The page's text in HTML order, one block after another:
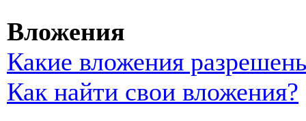
Вложения
Какие вложения
Как найти свои вложения?